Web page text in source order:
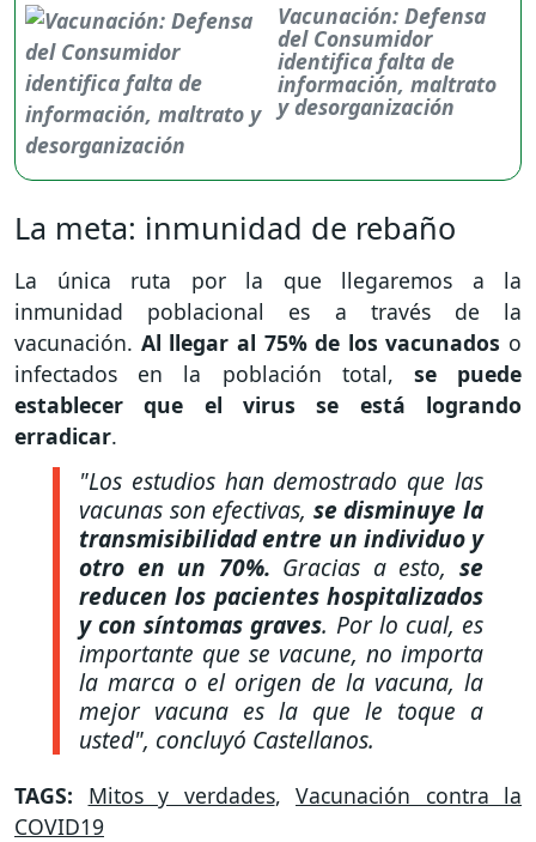
Vacunación: Defensa
del Consumidor
identifica falta de
información, maltrato
y desorganización
La meta: inmunidad de rebaño
La única ruta por la que llegaremos a la
inmunidad poblacional es a través de la
vacunación. Al llegar al 75% de los vacunados o
infectados en la población total, se puede
establecer que el virus se está logrando
erradicar.
"Los estudios han demostrado que las
vacunas son efectivas, se disminuye la
transmisibilidad entre un individuo y
otro en un 70%. Gracias a esto,se
reducen los pacientes hospitalizados
y con síntomas graves. Por lo cual, es
importante que se vacune, no importa
la marca o el origen de la vacuna, la
mejor vacuna es la que le toque a
usted", concluyó Castellanos.
TAGS: Mitos y verdades, Vacunación contra la
COVID19